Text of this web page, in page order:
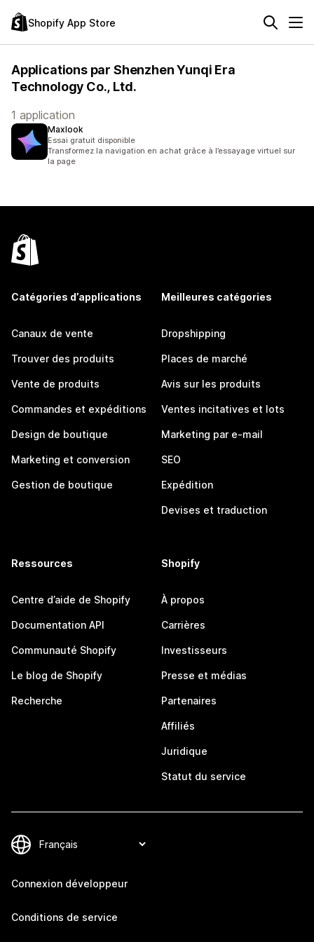
Shopify App Store
Applications par Shenzhen Yunqi Era
Technology Co., Ltd.
1 application
Maxlook
Essai gratuit disponible
Transformez la navigation en achat grâce à l’essayage virtuel sur
la page
Catégories d’applications
Canaux de vente
Trouver des produits
Vente de produits
Commandes et expéditions
Design de boutique
Marketing et conversion
Gestion de boutique
Meilleures catégories
Dropshipping
Places de marché
Avis sur les produits
Ventes incitatives et lots
Marketing par e-mail
SEO
Expédition
Devises et traduction
Ressources
Centre d’aide de Shopify
Documentation API
Communauté Shopify
Le blog de Shopify
Recherche
Shopify
À propos
Carrières
Investisseurs
Presse et médias
Partenaires
Affiliés
Juridique
Statut du service
Connexion développeur
Conditions de service